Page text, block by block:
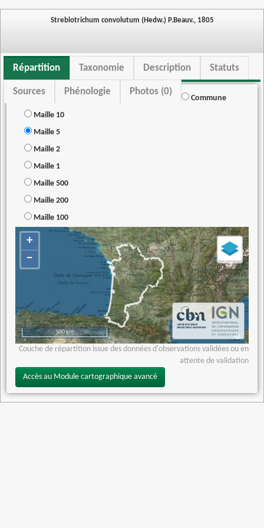
Streblotrichum convolutum (Hedw.) P.Beauv., 1805
Répartition Taxonomie Description Statuts
Sources Phénologie Photos (0)
Commune
Maille 10
Maille 5
Maille 2
Maille 1
Maille 500
Maille 200
Maille 100
+
−
500 km
Couche de répartition issue des données d'observations validées ou en
attente de validation
Accès au Module cartographique avancé